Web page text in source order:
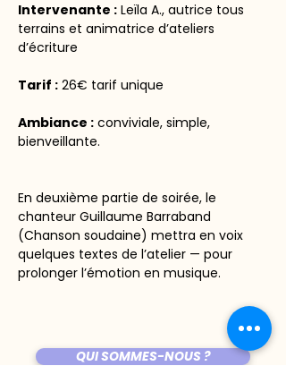
Intervenante : Leïla A., autrice tous
terrains et animatrice d’ateliers
d’écriture
Tarif : 26€ tarif unique
Ambiance : conviviale, simple,
bienveillante.
En deuxième partie de soirée, le
chanteur Guillaume Barraband
(Chanson soudaine) mettra en voix
quelques textes de l’atelier — pour
prolonger l’émotion en musique.
QUI SOMMES-NOUS ?